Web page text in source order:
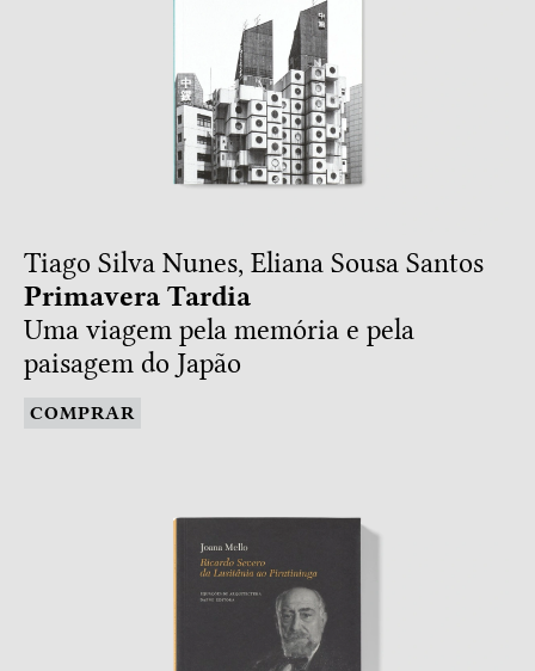
Tiago Silva Nunes, Eliana Sousa Santos
Primavera Tardia
Uma viagem pela memória e pela
paisagem do Japão
COMPRAR